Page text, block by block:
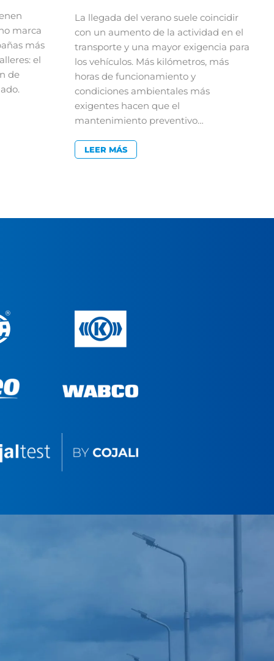
marca
más
el
de
La llegada del verano suele coincidir
con un aumento de la actividad en el
transporte y una mayor exigencia para
los vehículos. Más kilómetros, más
horas de funcionamiento y
condiciones ambientales más
exigentes hacen que el
mantenimiento preventivo…
LEER MÁS